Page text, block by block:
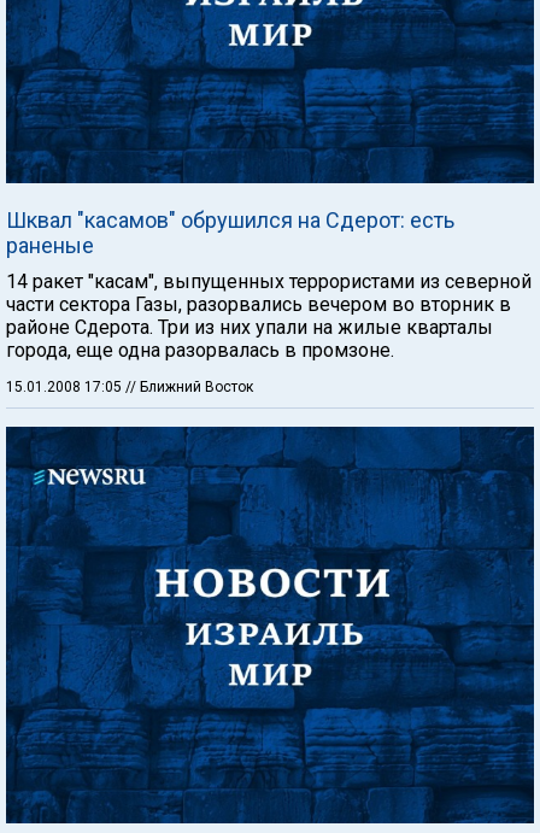
Шквал "касамов" обрушился на Сдерот: есть
раненые
14 ракет "касам", выпущенных террористами из северной
части сектора Газы, разорвались вечером во вторник в
районе Сдерота. Три из них упали на жилые кварталы
города, еще одна разорвалась в промзоне.
15.01.2008 17:05 // Ближний Восток